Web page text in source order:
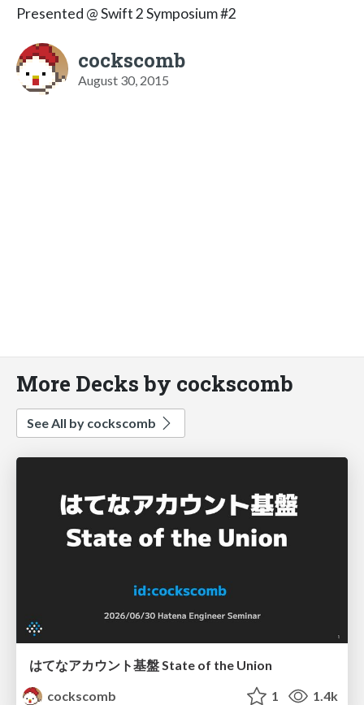
Presented @ Swift 2 Symposium #2
cockscomb
August 30, 2015
More Decks by cockscomb
See All by cockscomb
はてなアカウント基盤 State of the Union
cockscomb
1 1.4k